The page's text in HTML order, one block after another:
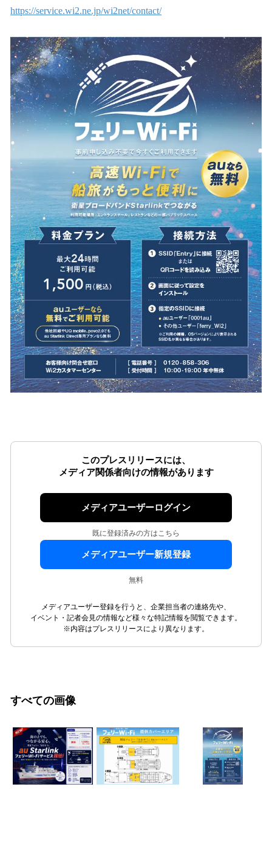
https://service.wi2.ne.jp/wi2net/contact/
このプレスリリースには、
メディア関係者向けの情報があります
メディアユーザーログイン
既に登録済みの方はこちら
メディアユーザー新規登録
無料
メディアユーザー登録を行うと、企業担当者の連絡先や、
イベント・記者会見の情報など様々な特記情報を閲覧できます。
※内容はプレスリリースにより異なります。
すべての画像